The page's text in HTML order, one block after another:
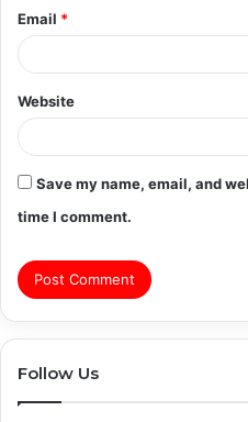
Email *
Website
Save my name, email, and
time I comment.
Follow Us